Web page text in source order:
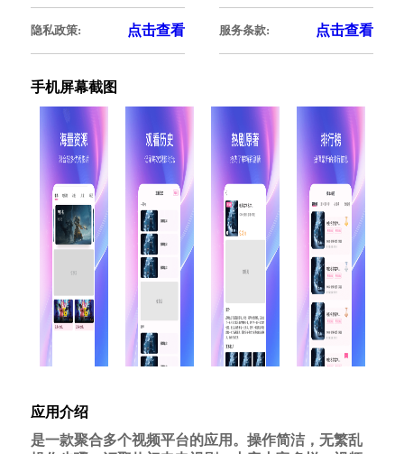
隐私政策: 点击查看 服务条款: 点击查看
手机屏幕截图
应用介绍
是一款聚合多个视频平台的应用。操作简洁，无繁乱